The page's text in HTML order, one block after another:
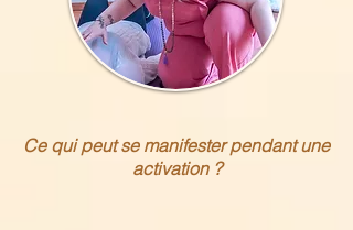
Ce qui peut se manifester pendant une
activation ?